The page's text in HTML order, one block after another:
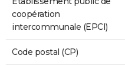
coopération
intercommunale (EPCI)
Code postal (CP)